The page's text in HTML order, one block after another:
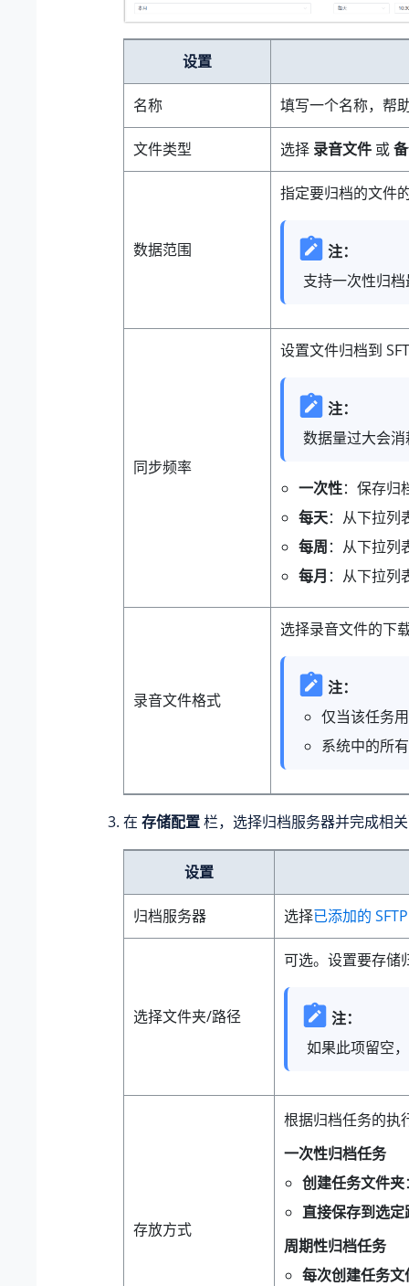
设置
名称 填写一个名称，帮
文件类型 选择 录音文件 或
数据范围
指定要归档的文件
注：
支持一次性归
同步频率
设置文件归档到
注：
数据量过大会
一次性：保存归
每天：从下拉列
每周：从下拉列
每月 ：从下拉列
录音文件格式
选择录音文件的下
注：
仅当该任务
系统中的所
在 存储配置栏，选择归档服务器并完成相
设置
归档服务器 选择已添加的
选择文件夹/路径
可选。设置要存储
注：
如果此项留空
存放方式
根据归档任务的执
一次性归档任务
创建任务文件夹
直接保存到选定
周期性归档任务
每次创建任务文